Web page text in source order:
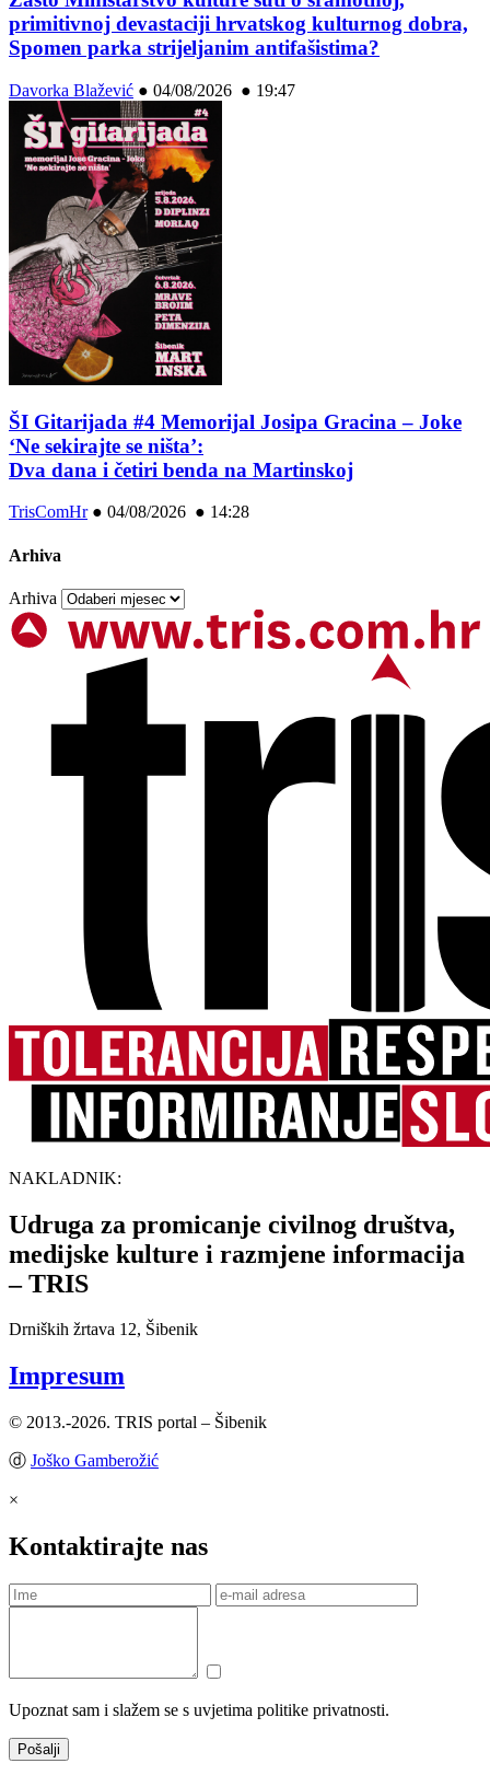
primitivnoj devastaciji hrvatskog kulturnog dobra,
Spomen parka strijeljanim antifašistima?
Davorka Blažević ● 04/08/2026 ● 19:47
ŠI Gitarijada #4 Memorijal Josipa Gracina – Joke
‘Ne sekirajte se ništa’:
Dva dana i četiri benda na Martinskoj
TrisComHr● 04/08/2026 ● 14:28
Arhiva
Arhiva
NAKLADNIK:
Udruga za promicanje civilnog društva,
medijske kulture i razmjene informacija
– TRIS
Drniških žrtava 12, Šibenik
Impresum
© 2013.-2026. TRIS portal – Šibenik
ⓓ Joško Gamberožić
×
Kontaktirajte nas
Upoznat sam i slažem se s uvjetima politike privatnosti.
Pošalji